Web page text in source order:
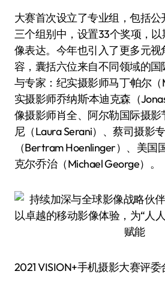
大赛首次设立了专业组，包括
三个组别中，设置33个奖项，
像表达。今年也引入了更多元
容，囊括六位来自不同领域的
与专家：纪实摄影师马丁·帕尔
实摄影师乔纳斯·本迪克森（
像摄影师肖全、阿尔勒国际摄影
尼（Laura Serani）、蔡司摄影
（Bertram Hoenlinger）、美国
克尔·乔治（Michael George）。
2021 VISION+手机摄影大赛评委